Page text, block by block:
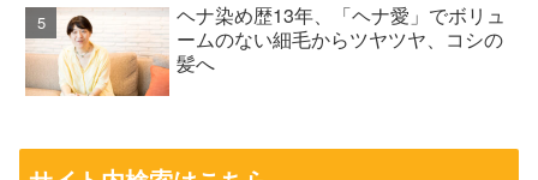
ヘナ染め歴13年、「ヘナ愛」でボリュ
ームのない細毛からツヤツヤ、コシの
髪へ